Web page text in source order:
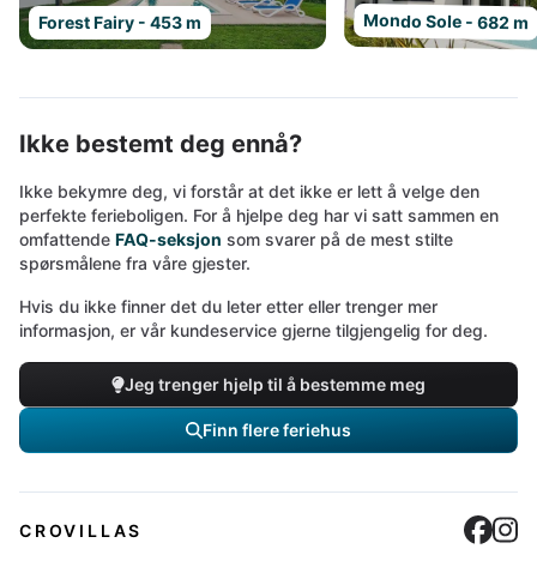
Forest Fairy - 453 m Mondo Sole - 682 m
Ikke bestemt deg ennå?
Ikke bekymre deg, vi forstår at det ikke er lett å velge den
perfekte ferieboligen. For å hjelpe deg har vi satt sammen en
omfattende FAQ-seksjon som svarer på de mest stilte
spørsmålene fra våre gjester.
Hvis du ikke finner det du leter etter eller trenger mer
informasjon, er vår kundeservice gjerne tilgjengelig for deg.
Jeg trenger hjelp til å bestemme meg
Finn flere feriehus
CROVILLAS